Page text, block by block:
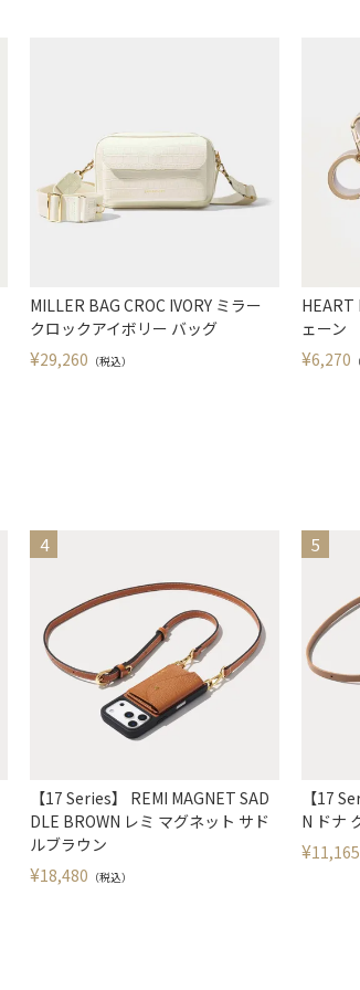
MILLER BAG CROC IVORY ミラー
クロックアイボリー バッグ
¥29,260 （税込）
HEART
ェーン
¥6,270
【17 Series】 REMI MAGNET SAD
DLE BROWN レミ マグネット サド
ルブラウン
¥18,480 （税込）
【17
N ドナ
¥11,165